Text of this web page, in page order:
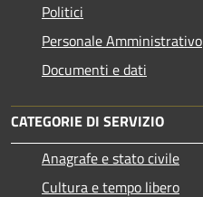
Politici
Personale Amministrativo
Documenti e dati
CATEGORIE DI SERVIZIO
Anagrafe e stato civile
Cultura e tempo libero